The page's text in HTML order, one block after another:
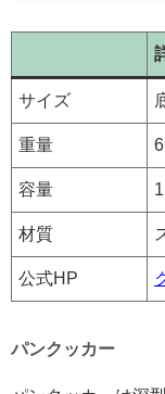
サイズ
重量
容量
材質
公式HP
パンクッカー